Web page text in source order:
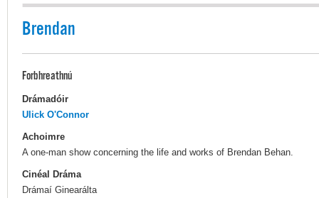
Brendan
Forbhreathnú
Drámadóir
Ulick O'Connor
Achoimre
A one-man show concerning the life and works of Brendan Behan.
Cinéal Dráma
Drámaí Ginearálta